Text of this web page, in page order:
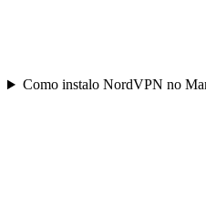
Como instalo NordVPN no